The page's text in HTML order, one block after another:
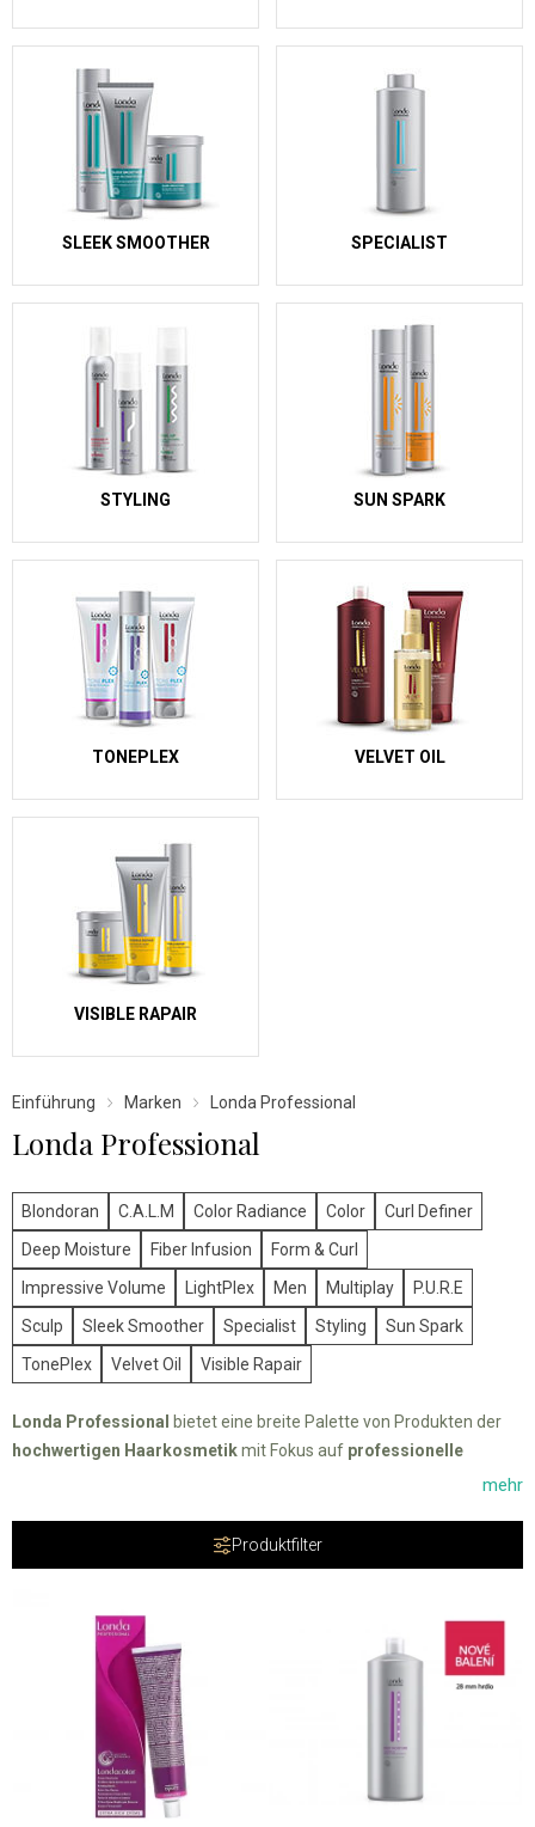
Einführung Marken Londa Professional
Londa Professional
Blondoran C.A.L.M Color Radiance Color
Curl Definer
Deep Moisture
Fiber Infusion
Form & Curl
Impressive Volume
LightPlex Men Multiplay
P.U.R.E
Sculp
Sleek Smoother Specialist Styling
Sun Spark
TonePlex
Velvet Oil Visible Rapair
Londa Professional
bietet eine breite Palette von Produkten der
hochwertigen Haarkosmetikmit Fokus auf professionelle
Die Marke wurde 1880 von dem Friseur Franz Stroeher gegründet.
Anfangs beschäftigte er sich mit der Herstellung und Verbesserung
Produkten zur Haarpflege.Jetzt finden Sie im Sortiment alle Arten
von Haarprodukten wie Shampoos, Conditioner, Masken und Kuren,
die alle speziell für den jeweiligen Haartyp entwickelt wurden. Damit
sind optimale und sofortige Ergebnisse garantiert.Gönnen Sie Ihrem
Haar professionelle Pflege und ein gesundes Aussehen mit
Produkten vonLonda Professional
mehr
SLEEK SMOOTHER SPECIALIST
STYLING SUN SPARK
TONEPLEX VELVET OIL
VISIBLE RAPAIR
Produktfilter